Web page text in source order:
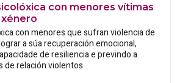
con menores vítimas
con menores que sufran violencia de
a súa recuperación emocional,
de resiliencia e previndo a
de relación violentos.